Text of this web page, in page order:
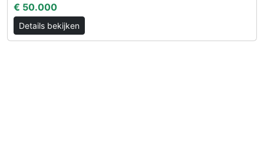
€ 50.000
Details bekijken